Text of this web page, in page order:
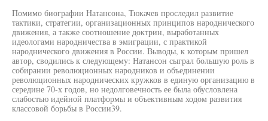
Помимо биографии Натансона, Тюкачев проследил развитие
тактики, стратегии, организационных принципов народнического
движения, а также соотношение доктрин, выработанных
идеологами народничества в эмиграции, с практикой
народнического движения в России. Выводы, к которым пришел
автор, сводились к следующему: Натансон сыграл большую роль в
собирании революционных народников и объединении
революционных народнических кружков в единую организацию в
середине 70-х годов, но недолговечность ее была обусловлена
слабостью идейной платформы и объективным ходом развития
классовой борьбы в России39.